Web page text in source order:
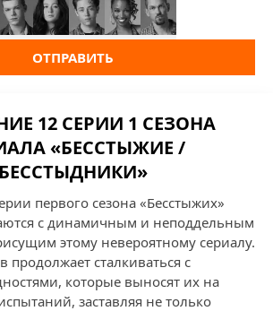
ОТПРАВИТЬ
12 СЕРИИ 1 СЕЗОНА
«БЕССТЫЖИЕ /
БЕССТЫДНИКИ»
первого сезона «Бесстыжих»
с динамичным и неподдельным
этому невероятному сериалу.
продолжает сталкиваться с
которые выносят их на
заставляя не только